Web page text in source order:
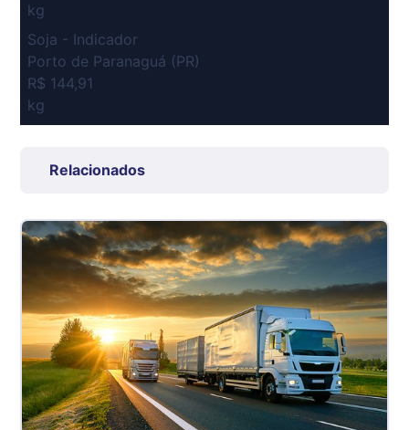
kg
Soja - Indicador
Porto de Paranaguá (PR)
R$ 144,91
kg
R$ 7,53
Suíno - Estadual
R$ 5,08
kg
Suíno - Estadual
MG
R$ 5,07
kg
Suíno - Estadual
Relacionados